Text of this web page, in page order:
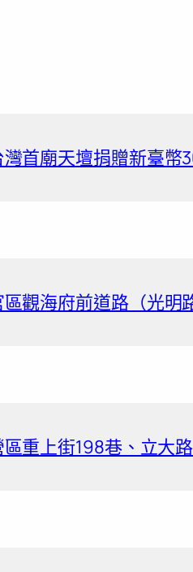
首廟天壇捐贈新臺幣
觀海府前道路（光明
重上街198巷、立大